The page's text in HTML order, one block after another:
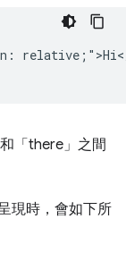
「there」之間
現時，會如下所